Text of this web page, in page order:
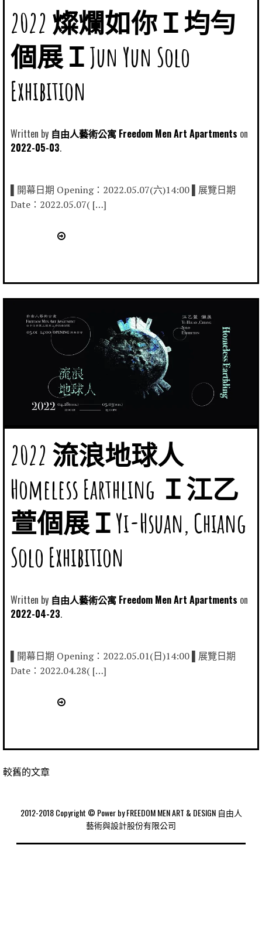
2022 燦爛如你Ｉ均勻
個展ＩJun Yun Solo
Exhibition
Written by 自由人藝術公寓 Freedom Men Art Apartments
2022-05-03
▌開幕日期 Opening：2022.05.07(六)14:00 ▌展覽日期
Date：2022.05.07( […]
2022 流浪地球人
Homeless Earthling Ｉ江乙
萱個展ＩYi-Hsuan, Chiang
Solo Exhibition
Written by 自由人藝術公寓 Freedom Men Art Apartments
2022-04-23
▌開幕日期 Opening：2022.05.01(日)14:00 ▌展覽日期
Date：2022.04.28( […]
較舊的文章
2012-2018 Copyright © Power by FREEDOM MEN ART & DESIGN 自由人
藝術與設計股份有限公司